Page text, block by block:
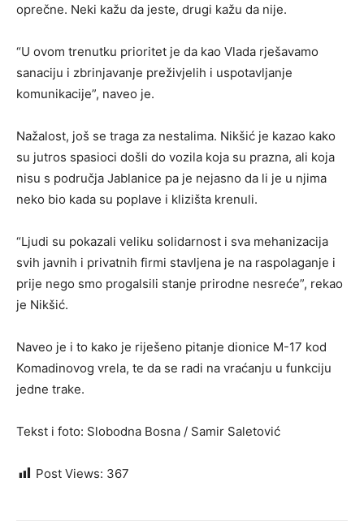
oprečne. Neki kažu da jeste, drugi kažu da nije.
“U ovom trenutku prioritet je da kao Vlada rješavamo
sanaciju i zbrinjavanje preživjelih i uspotavljanje
komunikacije”, naveo je.
Nažalost, još se traga za nestalima. Nikšić je kazao kako
su jutros spasioci došli do vozila koja su prazna, ali koja
nisu s područja Jablanice pa je nejasno da li je u njima
neko bio kada su poplave i klizišta krenuli.
“Ljudi su pokazali veliku solidarnost i sva mehanizacija
svih javnih i privatnih firmi stavljena je na raspolaganje i
prije nego smo progalsili stanje prirodne nesreće”, rekao
je Nikšić.
Naveo je i to kako je riješeno pitanje dionice M-17 kod
Komadinovog vrela, te da se radi na vraćanju u funkciju
jedne trake.
Tekst i foto: Slobodna Bosna / Samir Saletović
Post Views: 367